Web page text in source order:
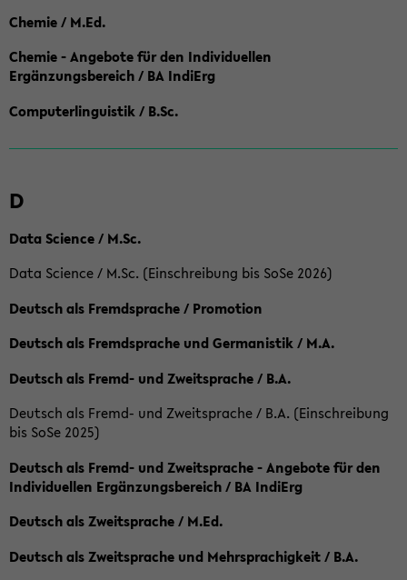
Chemie / M.Ed.
Chemie - Angebote für den Individuellen
Ergänzungsbereich / BA IndiErg
Computerlinguistik / B.Sc.
D
Data Science / M.Sc.
Data Science / M.Sc. (Einschreibung bis SoSe 2026)
Deutsch als Fremdsprache / Promotion
Deutsch als Fremdsprache und Germanistik / M.A.
Deutsch als Fremd- und Zweitsprache / B.A.
Deutsch als Fremd- und Zweitsprache / B.A. (Einschreibung
bis SoSe 2025)
Deutsch als Fremd- und Zweitsprache - Angebote für den
Individuellen Ergänzungsbereich / BA IndiErg
Deutsch als Zweitsprache / M.Ed.
Deutsch als Zweitsprache und Mehrsprachigkeit / B.A.